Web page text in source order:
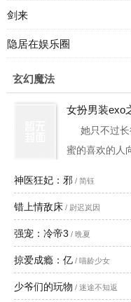
剑来
隐居在娱乐圈
玄幻魔法
女扮男装exo
她只不过长
蜜的喜欢的人
要她和十二男
再次出现，毁
神医狂妃：邪 / 简钰
错上情敌床 / 尉迟岚因
强宠：冷帝3 / 晩夏
掠爱成瘾：亿 / 喵龄少女
少爷们的玩物 / 迷途不知返